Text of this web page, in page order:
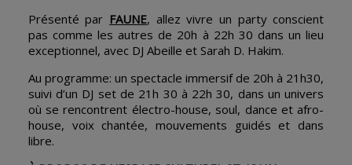
Présenté par FAUNE, allez vivre un party conscient
pas comme les autres de 20h à 22h 30 dans un lieu
exceptionnel, avec DJ Abeille et Sarah D. Hakim.
Au programme: un spectacle immersif de 20h à 21h30,
suivi d’un DJ set de 21h 30 à 22h 30, dans un univers
où se rencontrent électro-house, soul, dance et afro-
house, voix chantée, mouvements guidés et dans
libre.